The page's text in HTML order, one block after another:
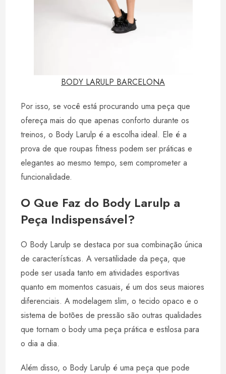
BODY LARULP BARCELONA
Por isso, se você está procurando uma peça que
ofereça mais do que apenas conforto durante os
treinos, o Body Larulp é a escolha ideal. Ele é a
prova de que roupas fitness podem ser práticas e
elegantes ao mesmo tempo, sem comprometer a
funcionalidade.
O Que Faz do Body Larulp a
Peça Indispensável?
O Body Larulp se destaca por sua combinação única
de características. A versatilidade da peça, que
pode ser usada tanto em atividades esportivas
quanto em momentos casuais, é um dos seus maiores
diferenciais. A modelagem slim, o tecido opaco e o
sistema de botões de pressão são outras qualidades
que tornam o body uma peça prática e estilosa para
o dia a dia.
Além disso, o Body Larulp é uma peça que pode